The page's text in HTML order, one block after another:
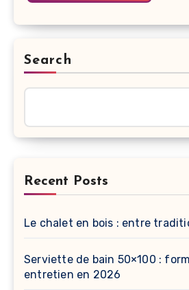
Search
Recent Posts
Le chalet en bois : entre
Serviette de bain 50×100 :
entretien en 2026